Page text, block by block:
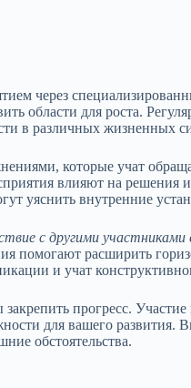
через
области для роста.
в различных жизненных
которые учат
влияют на решения
уяснить внутренние
с другими
помогают расширить
и учат
прогресс.
для вашего развития.
обстоятельства.